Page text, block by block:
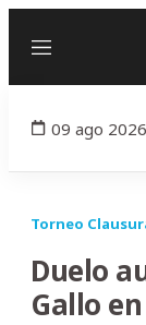
Menú
09 ago 2026
Torneo
Duelo
Gallo